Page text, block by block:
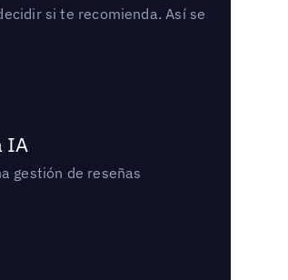
si te recomienda. Así se
IA
gestión de reseñas